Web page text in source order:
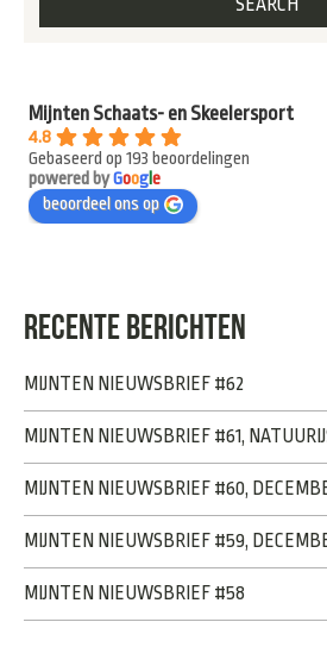
Mijnten Schaats- en Skeelersport
4.8
Gebaseerd op 193 beoordelingen
powered byGooge
beoordeel ons op
RECENTE BERICHTEN
MIJNTEN NIEUWSBRIEF #62
MIJNTEN NIEUWSBRIEF #61,
MIJNTEN NIEUWSBRIEF #60,
MIJNTEN NIEUWSBRIEF #59,
MIJNTEN NIEUWSBRIEF #58